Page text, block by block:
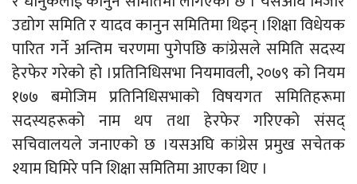
उद्योग समिति र यादव कानुन समितिमा थिइन् ।शिक्षा विधेयक
पारित गर्ने अन्तिम चरणमा पुगेपछि कांग्रेसले समिति सदस्य
हेरफेर गरेको हो ।प्रतिनिधिसभा नियमावली, २०७९ को नियम
१७७ बमोजिम प्रतिनिधिसभाको विषयगत समितिहरूमा
सदस्यहरूको नाम थप तथा हेरफेर गरिएको संसद्
सचिवालयले जनाएको छ ।यसअघि कांग्रेस प्रमुख सचेतक
श्याम घिमिरे पनि शिक्षा समितिमा आएका थिए ।